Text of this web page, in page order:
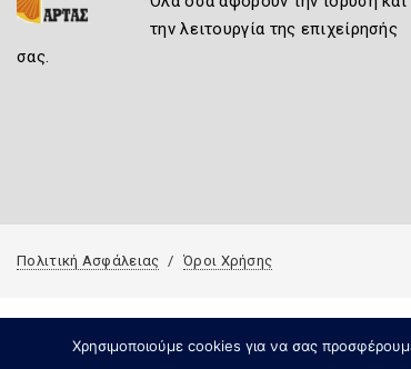
την λειτουργία της επιχείρησής
σας.
Πολιτική Ασφάλειας Όροι Χρήσης
Χρησιμοποιούμε cookies για να σας